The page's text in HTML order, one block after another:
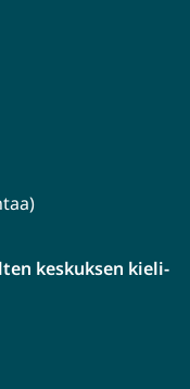
keskuksen kieli-